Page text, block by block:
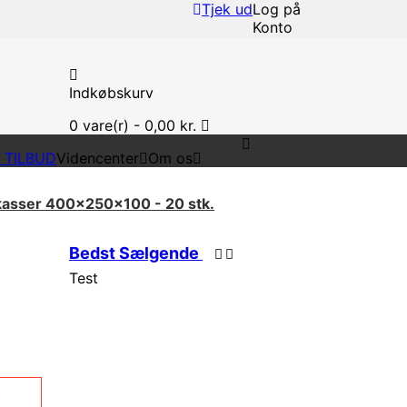
Tjek udLog på
Konto
Indkøbskurv
0 vare(r) - 0,00 kr.
TILBUDVidencenter Om os
400x250x100 - 20 stk.
Bedst Sælgende
Test